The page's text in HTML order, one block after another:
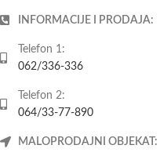
INFORMACIJE I PRODAJA:
Telefon 1:
062/336-336
Telefon 2:
064/33-77-890
MALOPRODAJNI OBJEKAT: